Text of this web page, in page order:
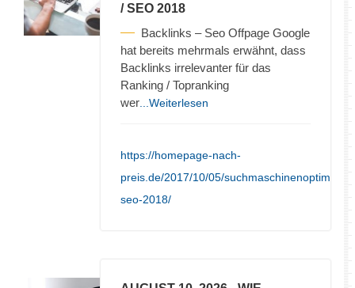
/ SEO 2018
Backlinks – Seo Offpage Google
hat bereits mehrmals erwähnt, dass
Backlinks irrelevanter für das
Ranking / Topranking
wer ...Weiterlesen
https://homepage-nach-
preis.de/2017/10/05/
seo-2018/